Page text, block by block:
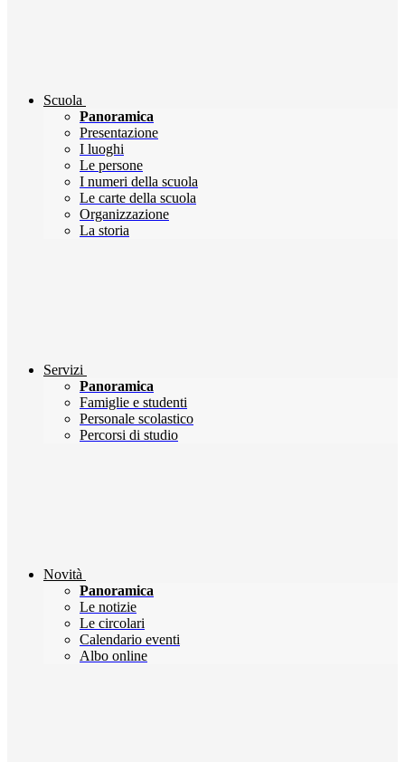
Scuola
Panoramica
Presentazione
I luoghi
Le persone
I numeri della scuola
Le carte della scuola
Organizzazione
La storia
Servizi
Panoramica
Famiglie e studenti
Personale scolastico
Percorsi di studio
Novità
Panoramica
Le notizie
Le circolari
Calendario eventi
Albo online